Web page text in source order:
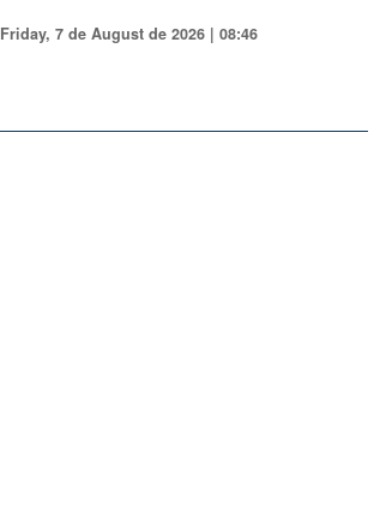
Friday, 7 de August de 2026 | 08:46